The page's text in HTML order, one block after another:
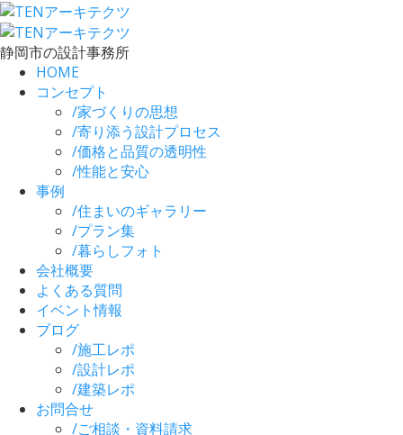
静岡市の設計事務所
HOME
コンセプト
/家づくりの思想
/寄り添う設計プロセス
/価格と品質の透明性
/性能と安心
事例
/住まいのギャラリー
/プラン集
/暮らしフォト
会社概要
よくある質問
イベント情報
ブログ
/施工レポ
/設計レポ
/建築レポ
お問合せ
/ご相談・資料請求